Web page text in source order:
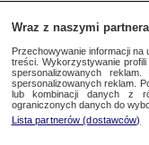
Wraz z naszymi
Przechowywanie informacji
treści. Wykorzystywanie
spersonalizowanych
spersonalizowanych reklam.
lub kombinacji danych z
ograniczonych danych do
Lista partnerów (dostawców)